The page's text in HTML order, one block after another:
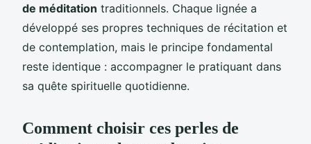
de méditation traditionnels. Chaque lignée a
développé ses propres techniques de récitation et
de contemplation, mais le principe fondamental
reste identique : accompagner le pratiquant dans
sa quête spirituelle quotidienne.
Comment choisir ces perles de